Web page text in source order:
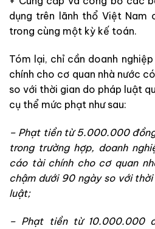
dụng trên lãnh thổ Việt Nam
trong cùng một kỳ kế toán.
Tóm lại, chỉ cần doanh
chính cho cơ quan nhà nước
so với thời gian do pháp luật
cụ thể mức phạt như sau:
– Phạt tiền từ 5.000.000
trong trường hợp, doanh
cáo tài chính cho cơ quan
chậm dưới 90 ngày so với
luật;
– Phạt tiền từ 10.000.000